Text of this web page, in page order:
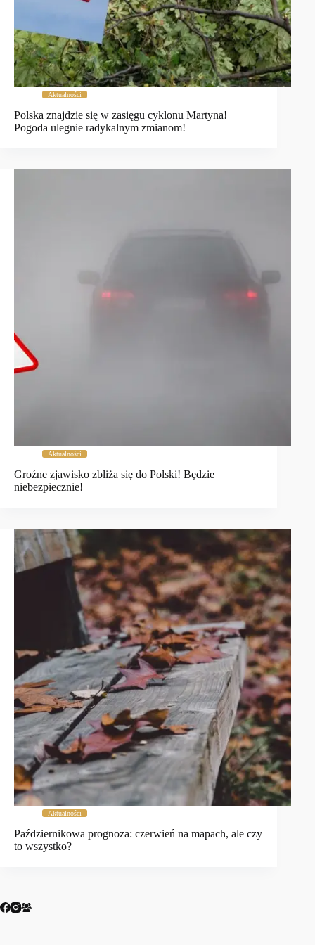
Aktualności
Polska znajdzie się w zasięgu cyklonu Martyna!
Pogoda ulegnie radykalnym zmianom!
Aktualności
Groźne zjawisko zbliża się do Polski! Będzie
niebezpiecznie!
Aktualności
Październikowa prognoza: czerwień na mapach, ale czy
to wszystko?